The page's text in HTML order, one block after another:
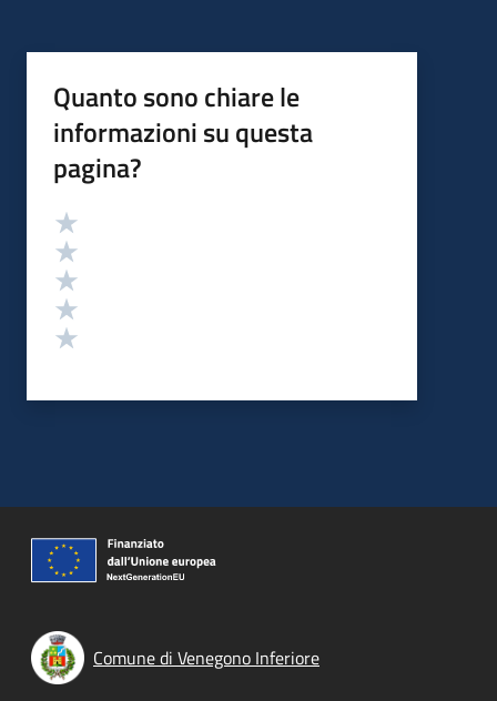
Quanto sono chiare le
informazioni su questa
pagina?
Valutazione
Comune di Venegono Inferiore